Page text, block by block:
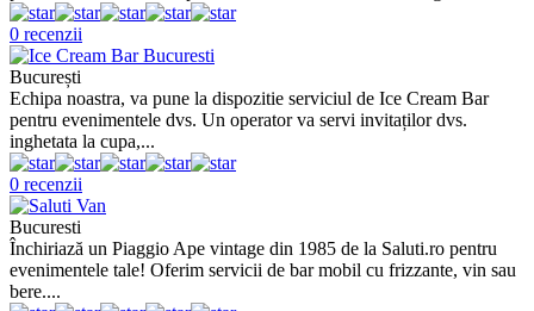
0 recenzii
București
Echipa noastra, va pune la dispozitie serviciul de Ice Cream Bar
pentru evenimentele dvs. Un operator va servi invitaților dvs.
inghetata la cupa,...
0 recenzii
Bucuresti
Închiriază un Piaggio Ape vintage din 1985 de la Saluti.ro pentru
evenimentele tale! Oferim servicii de bar mobil cu frizzante, vin sau
bere....